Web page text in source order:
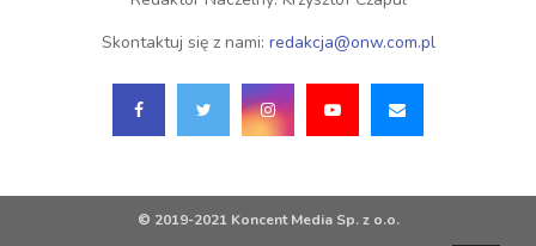
Skontaktuj się z nami: redakcja@onw.com.pl
© 2019-2021 Koncent Media Sp. z o.o.